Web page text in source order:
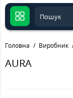
Головна Виробник
AURA